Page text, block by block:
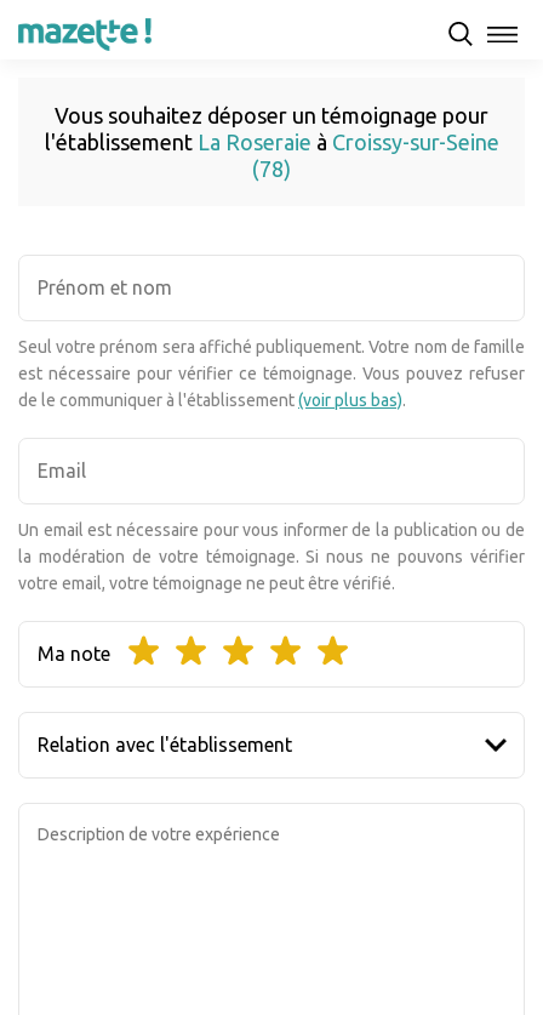
Vous souhaitez déposer un témoignage pour
l'établissement La Roseraie à Croissy-sur-Seine
(78)
Seul votre prénom sera affiché publiquement. Votre nom de famille
est nécessaire pour vérifier ce témoignage. Vous pouvez refuser
de le communiquer à l'établissement(voir plus bas).
Un email est nécessaire pour vous informer de la publication ou de
la modération de votre témoignage. Si nous ne pouvons vérifier
votre email, votre témoignage ne peut être vérifié.
Ma note